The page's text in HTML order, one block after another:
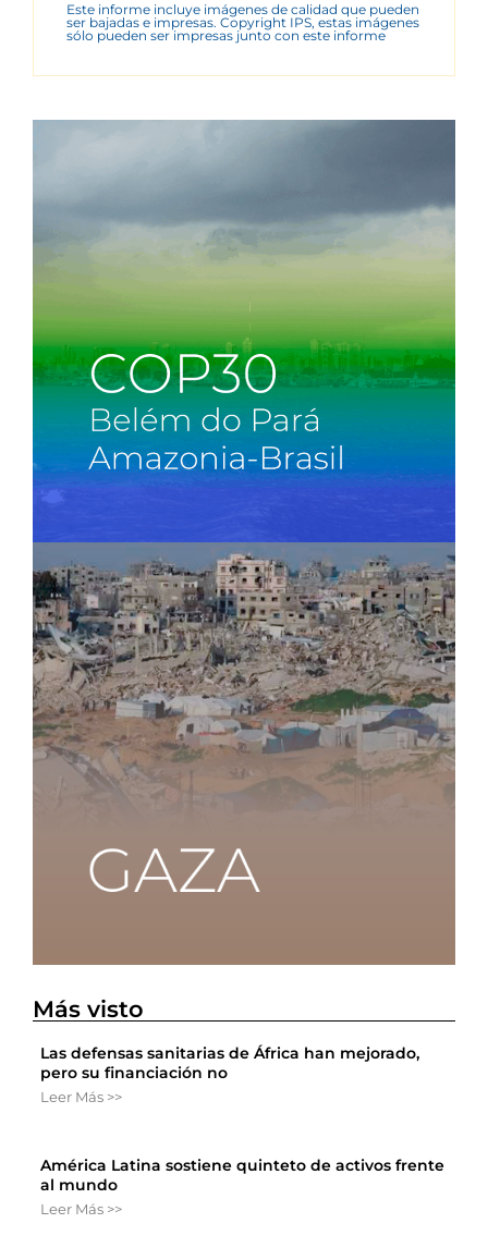
Este informe incluye imágenes de calidad que pueden
ser bajadas e impresas. Copyright IPS, estas imágenes
sólo pueden ser impresas junto con este informe
Más visto
Las defensas sanitarias de África han mejorado,
pero su financiación no
Leer Más >>
América Latina sostiene quinteto de activos frente
al mundo
Leer Más >>